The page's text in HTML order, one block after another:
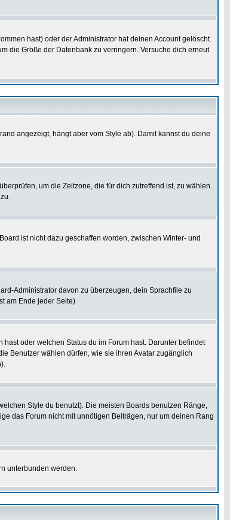
hast) oder der Administrator hat deinen Account gelöscht.
die Größe der Datenbank zu verringern. Versuche dich erneut
angezeigt, hängt aber vom Style ab). Damit kannst du deine
um die Zeitzone, die für dich zutreffend ist, zu wählen.
ist nicht dazu geschaffen worden, zwischen Winter- und
Administrator davon zu überzeugen, dein Sprachfile zu
am Ende jeder Seite)
oder welchen Status du im Forum hast. Darunter befindet
Benutzer wählen dürfen, wie sie ihren Avatar zugänglich
Style du benutzt). Die meisten Boards benutzen Ränge,
das Forum nicht mit unnötigen Beiträgen, nur um deinen Rang
unterbunden werden.